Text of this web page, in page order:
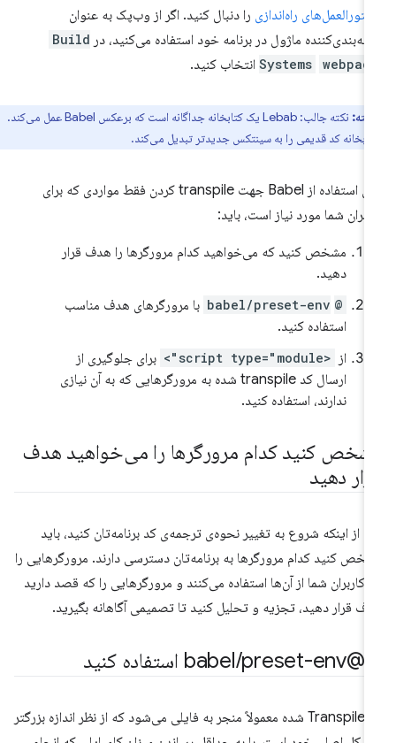
راه‌اندازیرا دنبال کنید. اگر از وب‌پک به عنوان
ماژول در برنامه خود استفاده می‌کنید، درBuild
Systemsانتخاب کنید.
نکته جالب: Lebab یک کتابخانه جداگانه است که برعکس Babel عمل می‌کند.
کد قدیمی را به سینتکس جدیدتر تبدیل می‌کند.
برای استفاده از Babel جهت transpile کردن فقط مواردی که برای
شما مورد نیاز است، باید:
مشخص کنید که می‌خواهید کدام مرورگرها را هدف قرار
دهید.
@babel/preset-env
‎ با مرورگرهای هدف مناسب
استفاده کنید.
از <script type="module">
برای جلوگیری از
ارسال کد transpile شده به مرورگرهایی که به آن نیازی
ندارند، استفاده کنید.
کنید کدام مرورگرها را می‌خواهید هدف
دهید
از اینکه شروع به تغییر نحوه‌ی ترجمه‌ی کد برنامه‌تان کنید، باید
کنید کدام مرورگرها به برنامه‌تان دسترسی دارند. مرورگرهایی را
کاربران شما از آن‌ها استفاده می‌کنند و مرورگرهایی را که قصد دارید
قرار دهید، تجزیه و تحلیل کنید تا تصمیمی آگاهانه بگیرید.
/preset-env استفاده کنید
کد Transpile شده معمولاً منجر به فایلی می‌شود که از نظر اندازه بزرگتر